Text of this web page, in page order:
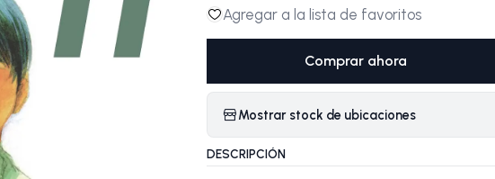
Agregar a la lista de favoritos
Comprar ahora
Mostrar stock de ubicaciones
DESCRIPCIÓN